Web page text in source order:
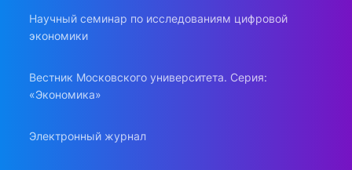
Научный семинар по исследованиям цифровой
экономики
Вестник Московского университета. Серия:
«Экономика»
Электронный журнал